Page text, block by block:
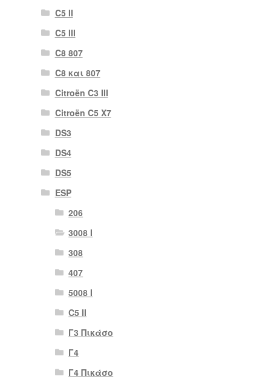
C5 II
C5 III
C8 807
C8 και 807
Citroën C3 III
Citroën C5 X7
DS3
DS4
DS5
ESP
206
3008 Ι
308
407
5008 Ι
C5 II
Γ3 Πικάσο
Γ4
Γ4 Πικάσο